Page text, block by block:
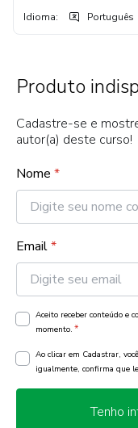
Idioma: Português
Produto
Cadastre-se e
autor(a) deste curso!
Nome *
Email*
Aceito receber conteúdo e
momento. *
Ao clicar em Cadastrar,
igualmente, confirma que
Tenho